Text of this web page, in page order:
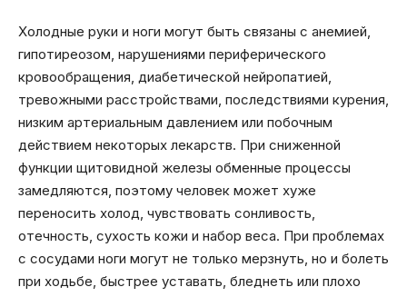
Холодные руки и ноги могут быть связаны с анемией,
гипотиреозом, нарушениями периферического
кровообращения, диабетической нейропатией,
тревожными расстройствами, последствиями курения,
низким артериальным давлением или побочным
действием некоторых лекарств. При сниженной
функции щитовидной железы обменные процессы
замедляются, поэтому человек может хуже
переносить холод, чувствовать сонливость,
отечность, сухость кожи и набор веса. При проблемах
с сосудами ноги могут не только мерзнуть, но и болеть
при ходьбе, быстрее уставать, бледнеть или плохо